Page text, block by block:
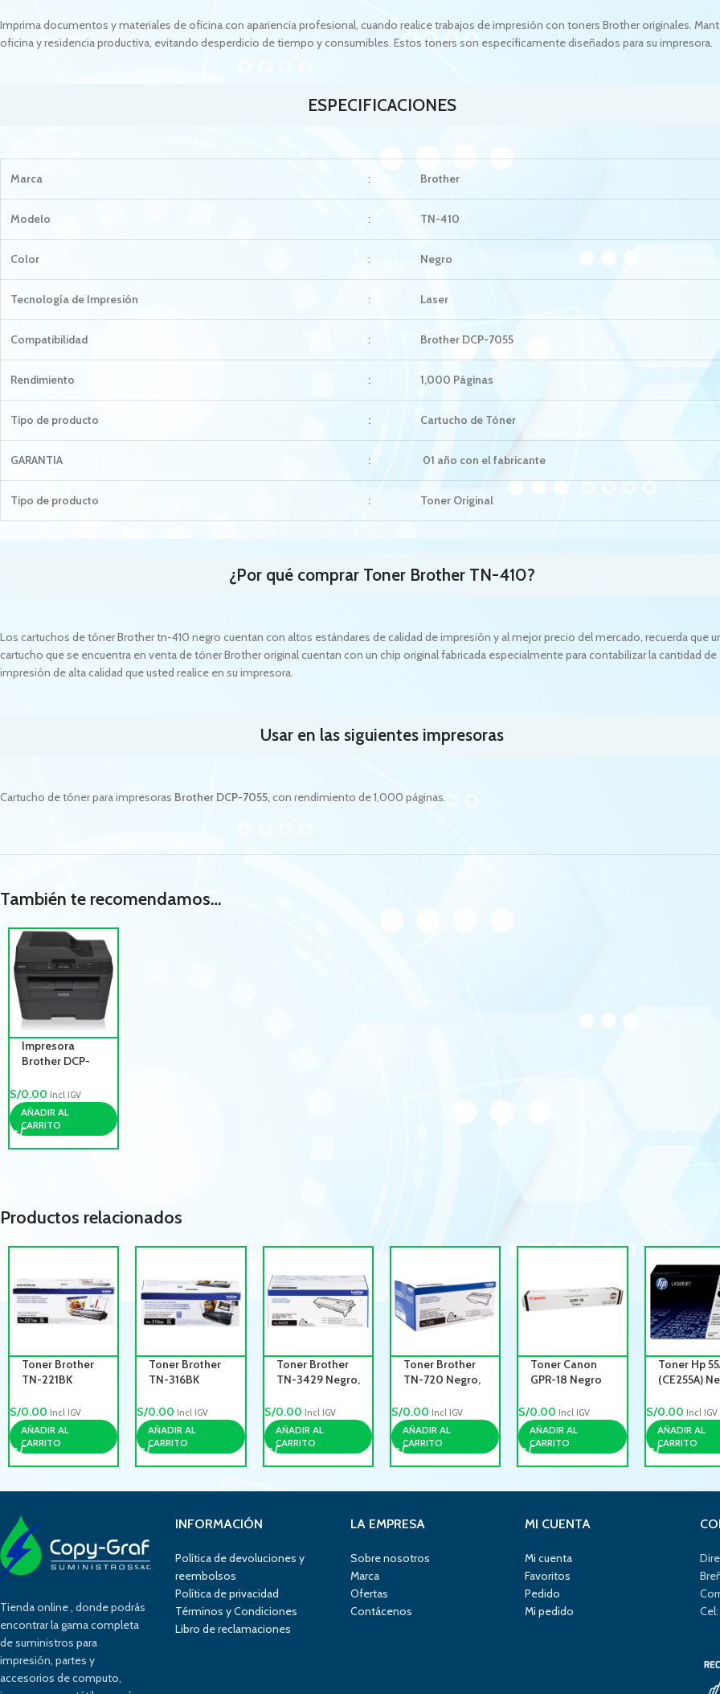
Imprima documentos y materiales de oficina con apariencia profesional, cuando realice trabajos de impresión con toners Brother originales.
oficina y residencia productiva, evitando desperdicio de tiempo y consumibles. Estos toners son específicamente diseñados para su impresora.
ESPECIFICACIONES
Marca : Brother
Modelo : TN-410
Color : Negro
Tecnología de Impresión : Laser
Compatibilidad : Brother DCP-7055
Rendimiento : 1,000 Páginas
Tipo de producto : Cartucho de Tóner
GARANTIA : 01 año con el fabricante
Tipo de producto : Toner Original
¿Por qué comprar Toner Brother TN-410?
Los cartuchos de tóner Brother tn-410 negro cuentan con altos estándares de calidad de impresión y al mejor precio del mercado, recuerda que
cartucho que se encuentra en venta de tóner Brother original cuentan con un chip original fabricada especialmente para contabilizar la cantidad de
impresión de alta calidad que usted realice en su impresora.
Usar en las siguientes impresoras
Cartucho de tóner para impresoras Brother DCP-7055,con rendimiento de 1,000 páginas.
También te recomendamos…
Impresora
Brother DCP-
Multifuncional
Laser, Duplex,
Red, wifi
S/0.00 Incl IGV
AÑADIR AL
CARRITO
Productos relacionados
Toner Brother
TN-221BK
Rendimiento
2,500 pag.
S/0.00 Incl IGV
AÑADIR AL
CARRITO
Toner Brother
TN-316BK
S/0.00 Incl IGV
AÑADIR AL
CARRITO
Toner Brother
TN-3429 Negro,
3,000 paginas
S/0.00 Incl IGV
AÑADIR AL
CARRITO
Toner Brother
TN-720 Negro,
3,000 Pag
S/0.00 Incl IGV
AÑADIR AL
CARRITO
Toner Canon
GPR-18 Negro
S/0.00 Incl IGV
AÑADIR AL
CARRITO
Toner Hp
(CE255A)
Laserjet
M521
S/0.00 Incl IGV
AÑADIR AL
CARRITO
Tienda online , donde podrás
encontrar la gama completa
de suministros para
impresión, partes y
accesorios de computo,
INFORMACIÓN
Política de devoluciones y
reembolsos
Política de privacidad
Términos y Condiciones
Libro de reclamaciones
LA EMPRESA
Sobre nosotros
Marca
Ofertas
Contácenos
MI CUENTA
Mi cuenta
Favoritos
Pedido
Mi pedido